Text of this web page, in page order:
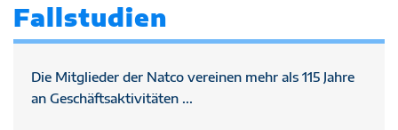
Fallstudien
Die Mitglieder der Natco vereinen mehr als 115 Jahre
an Geschäftsaktivitäten ...